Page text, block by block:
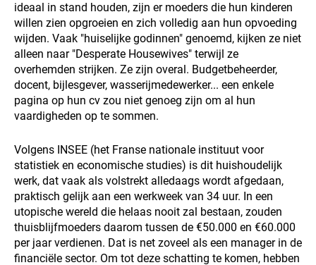
ideaal in stand houden, zijn er moeders die hun kinderen
willen zien opgroeien en zich volledig aan hun opvoeding
wijden. Vaak "huiselijke godinnen" genoemd, kijken ze niet
alleen naar "Desperate Housewives" terwijl ze
overhemden strijken. Ze zijn overal. Budgetbeheerder,
docent, bijlesgever, wasserijmedewerker... een enkele
pagina op hun cv zou niet genoeg zijn om al hun
vaardigheden op te sommen.
Volgens INSEE (het Franse nationale instituut voor
statistiek en economische studies) is dit huishoudelijk
werk, dat vaak als volstrekt alledaags wordt afgedaan,
praktisch gelijk aan een werkweek van 34 uur. In een
utopische wereld die helaas nooit zal bestaan, zouden
thuisblijfmoeders daarom tussen de €50.000 en €60.000
per jaar verdienen. Dat is net zoveel als een manager in de
financiële sector. Om tot deze schatting te komen, hebben